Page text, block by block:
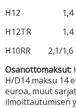
H12
1,4
H12TR
1,4
H10RR
2,1/1,6
Osanottomaksut:
H/D14 maksu 14
euroa, muut
ilmoittautumisen